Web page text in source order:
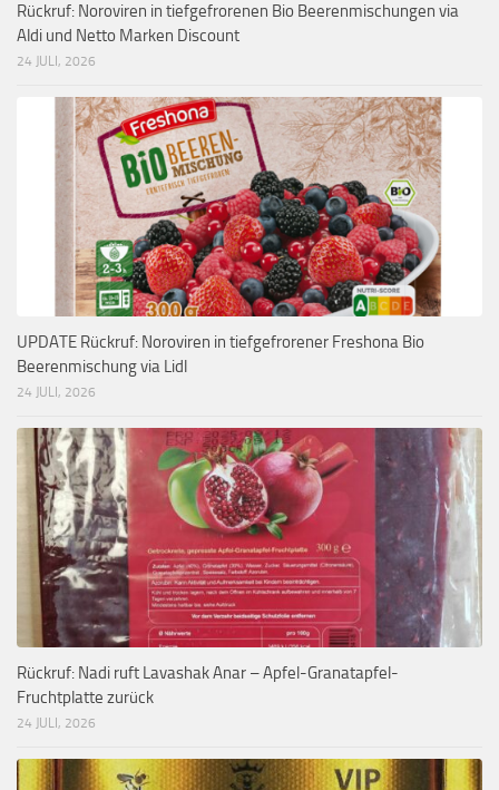
Rückruf: Noroviren in tiefgefrorenen Bio Beerenmischungen via
Aldi und Netto Marken Discount
24 JULI, 2026
UPDATE Rückruf: Noroviren in tiefgefrorener Freshona Bio
Beerenmischung via Lidl
24 JULI, 2026
Rückruf: Nadi ruft Lavashak Anar – Apfel-Granatapfel-
Fruchtplatte zurück
24 JULI, 2026